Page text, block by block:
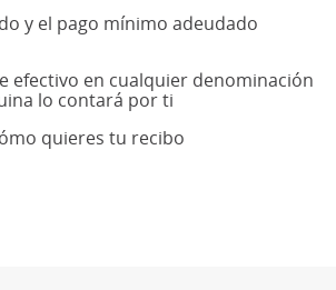
y el pago mínimo adeudado
efectivo en cualquier denominación
lo contará por ti
quieres tu recibo